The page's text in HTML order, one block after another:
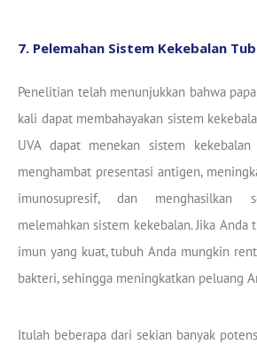
7. Pelemahan Sistem Kekebalan
Penelitian telah menunjukkan bahwa
kali dapat membahayakan sistem
UVA dapat menekan sistem
menghambat presentasi antigen,
imunosupresif, dan menghasilkan
melemahkan sistem kekebalan. Jika
imun yang kuat, tubuh Anda mungkin
bakteri, sehingga meningkatkan peluang
Itulah beberapa dari sekian banyak